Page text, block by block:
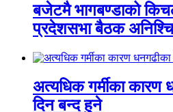
बजेटमै भागबण्डाको
प्रदेशसभा बैठक
अत्यधिक गर्मीका कारण
दिन बन्द हुने